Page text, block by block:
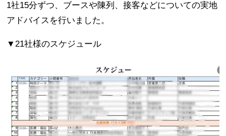
1社15分ずつ、ブースや陳列、接客などについての実地
アドバイスを行いました。
▼21社様のスケジュール